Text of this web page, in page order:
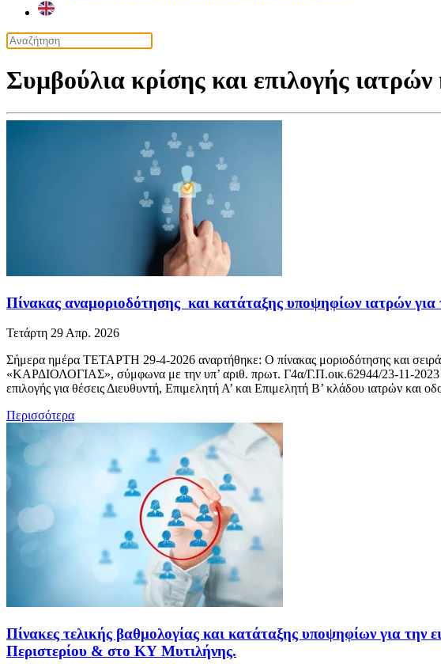
Συμβούλια κρίσης και επιλογής
Πίνακας αναμοριοδότησης και κατάταξης υποψηφίων ιατρών
Τετάρτη 29 Απρ. 2026
Σήμερα ημέρα ΤΕΤΑΡΤΗ 29-4-2026 αναρτήθηκε: Ο πίνακας μοριοδότησης και σειράς
«ΚΑΡΔΙΟΛΟΓΙΑΣ», σύμφωνα με την υπ’ αριθ. πρωτ. Γ4α/Γ.Π.οικ.62944/23-11-2023
επιλογής για θέσεις Διευθυντή, Επιμελητή Α’ και Επιμελητή Β’ κλάδου ιατρών και
Περισσότερα
Πίνακες τελικής βαθμολογίας και κατάταξης υποψηφίων
Περιστερίου & στο ΚΥ Μυτιλήνης.